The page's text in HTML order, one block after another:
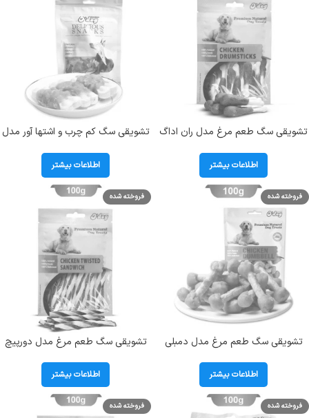
تشویقی سگ طعم مرغ مدل ران اداگ
اطلاعات بیشتر
تشویقی سگ کم چرب و اشتها آور مدل
اطلاعات بیشتر
فروخته شده
تشویقی سگ طعم مرغ مدل دمبلی
104036
اطلاعات بیشتر
فروخته شده
تشویقی سگ طعم مرغ مدل دورپیچ
گرم کد 104038
اطلاعات بیشتر
فروخته شده فروخته شده